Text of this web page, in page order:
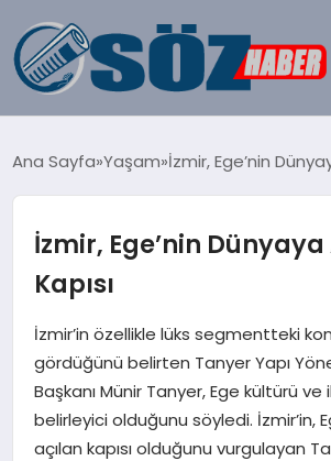
SPOR
MAGAZIN
EĞITIM
SAĞLIK
Ana Sayfa Yaşam İzmir, Ege’nin
İzmir, Ege’nin Dünyaya
Kapısı
İzmir’in özellikle lüks segmentteki
gördüğünü belirten Tanyer Yapı
Başkanı Münir Tanyer, Ege kültürü ve
belirleyici olduğunu söyledi. İzmir’in,
açılan kapısı olduğunu vurgulayan